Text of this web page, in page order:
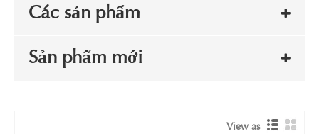
Các sản phẩm
Sản phẩm mới
View as